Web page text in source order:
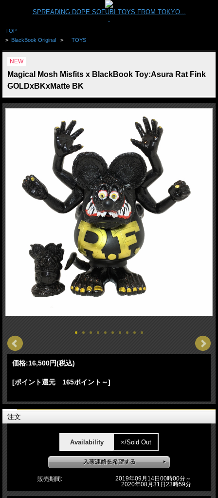
SPREADING DOPE SOFUBI TOYS FROM TOKYO...
TOP
> BlackBook Original > TOYS
NEW
Magical Mosh Misfits x BlackBook Toy:Asura Rat Fink
GOLDxBKxMatte BK
価格:16,500円(税込)
[ポイント還元 165ポイント～]
注文
Availability ×/Sold Out
販売期間:
2019年09月14日00時00分～
2020年08月31日23時59分